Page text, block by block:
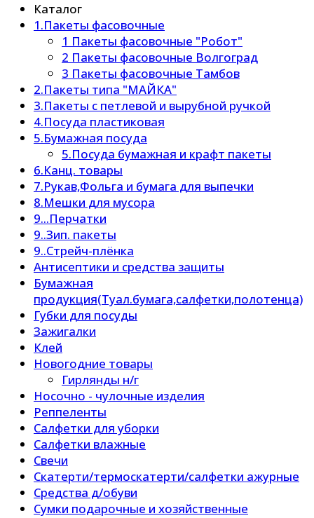
Каталог
1.Пакеты фасовочные
1 Пакеты фасовочные "Робот"
2 Пакеты фасовочные Волгоград
3 Пакеты фасовочные Тамбов
2.Пакеты типа "МАЙКА"
3.Пакеты с петлевой и вырубной ручкой
4.Посуда пластиковая
5.Бумажная посуда
5.Посуда бумажная и крафт пакеты
6.Канц. товары
7.Рукав,Фольга и бумага для выпечки
8.Мешки для мусора
9...Перчатки
9..Зип. пакеты
9..Стрейч-плёнка
Антисептики и средства защиты
Бумажная
продукция(Туал.бумага,салфетки,полотенца)
Губки для посуды
Зажигалки
Клей
Новогодние товары
Гирлянды н/г
Носочно - чулочные изделия
Реппеленты
Салфетки для уборки
Салфетки влажные
Свечи
Скатерти/термоскатерти/салфетки ажурные
Средства д/обуви
Сумки подарочные и хозяйственные